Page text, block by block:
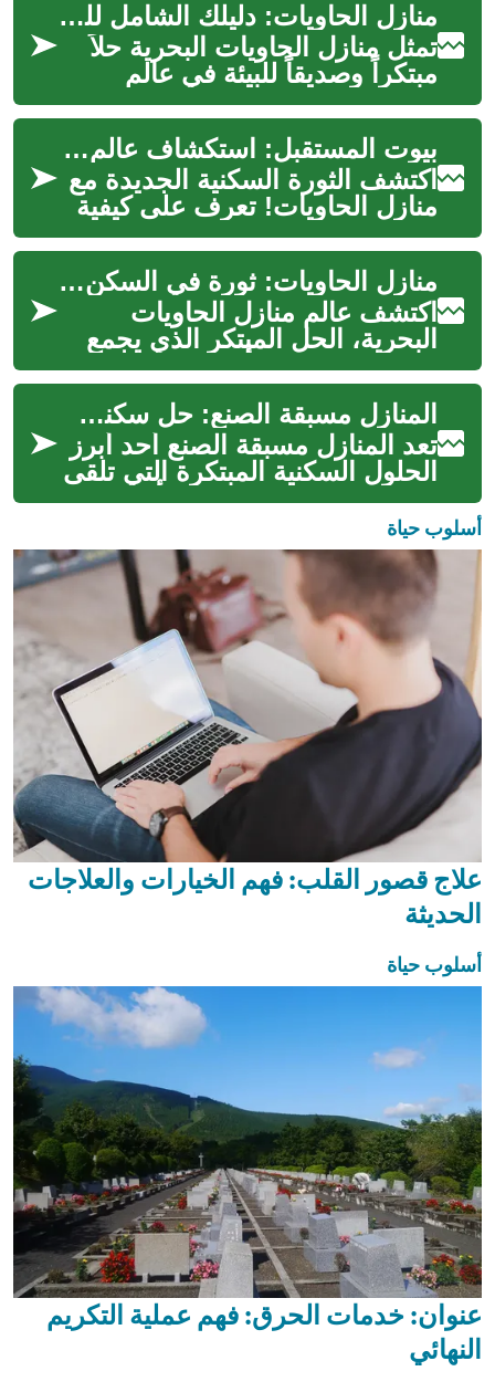
منازل الحاويات: دليلك الشامل للسكن المستدام والعصري
تمثل منازل الحاويات البحرية حلاً
مبتكراً وصديقاً للبيئة في عالم
الإسكان المعاصر. هذه المنازل
المصنوعة من حاويات الشحن...
بيوت المستقبل: استكشاف عالم منازل الحاويات المبتكرة
اكتشف الثورة السكنية الجديدة مع
منازل الحاويات! تعرف على كيفية
تحويل حاويات الشحن إلى مساكن
عصرية وصديقة للبيئة. نستع...
منازل الحاويات: ثورة في السكن المستدام والاقتصادي
اكتشف عالم منازل الحاويات
البحرية، الحل المبتكر الذي يجمع
بين الاستدامة والأناقة والتوفير.
تعرف على كيفية تحويل هذه ا...
المنازل مسبقة الصنع: حل سكني مبتكر للمستقبل
تعد المنازل مسبقة الصنع أحد أبرز
الحلول السكنية المبتكرة التي تلقى
رواجًا متزايدًا في مختلف أنحاء
العالم. هذه المنازل...
أسلوب حياة
علاج قصور القلب: فهم الخيارات والعلاجات
الحديثة
أسلوب حياة
عنوان: خدمات الحرق: فهم عملية التكريم
النهائي